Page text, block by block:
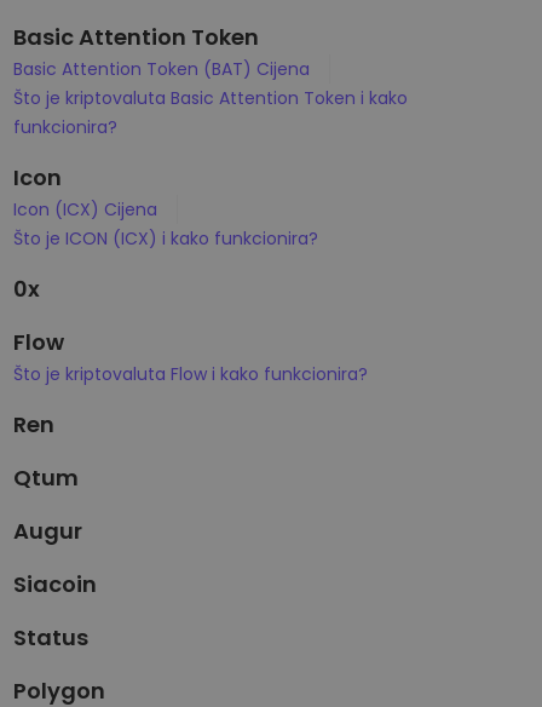
Basic Attention Token
Basic Attention Token (BAT) Cijena
Što je kriptovaluta Basic Attention Token i kako
funkcionira?
Icon
Icon (ICX) Cijena
Što je ICON (ICX) i kako funkcionira?
0x
Flow
Što je kriptovaluta Flow i kako funkcionira?
Ren
Qtum
Augur
Siacoin
Status
Polygon